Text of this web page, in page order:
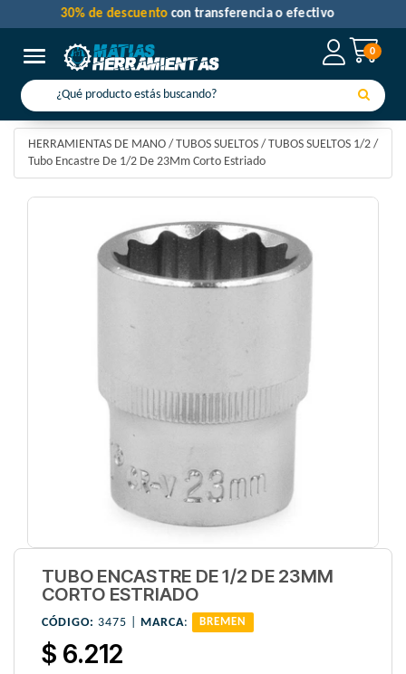
0
Toggle navigation
30% de descuentocon transferencia o efectivo
HERRAMIENTAS DE MANO / TUBOS SUELTOS / TUBOS SUELTOS 1/2 /
Tubo Encastre De 1/2 De 23Mm Corto Estriado
TUBO ENCASTRE DE 1/2 DE 23MM
CORTO ESTRIADO
CÓDIGO: 3475 | MARCA: BREMEN
$ 6.212